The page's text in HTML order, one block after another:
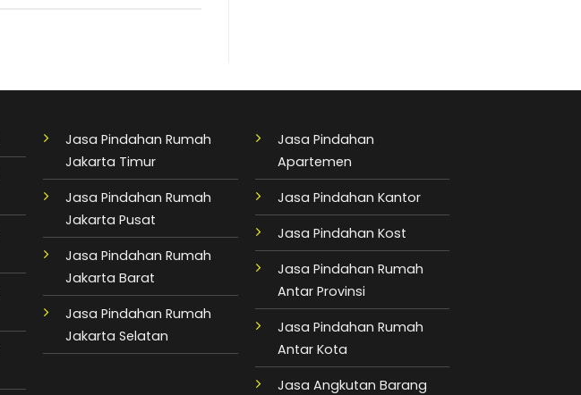
Jasa Pindahan Rumah
Jakarta Timur
Jasa Pindahan Rumah
Jakarta Pusat
Jasa Pindahan Rumah
Jakarta Barat
Jasa Pindahan Rumah
Jakarta Selatan
Jasa Pindahan
Apartemen
Jasa Pindahan Kantor
Jasa Pindahan Kost
Jasa Pindahan Rumah
Antar Provinsi
Jasa Pindahan Rumah
Antar Kota
Jasa Angkutan Barang